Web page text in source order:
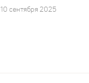
10 сентября 2025